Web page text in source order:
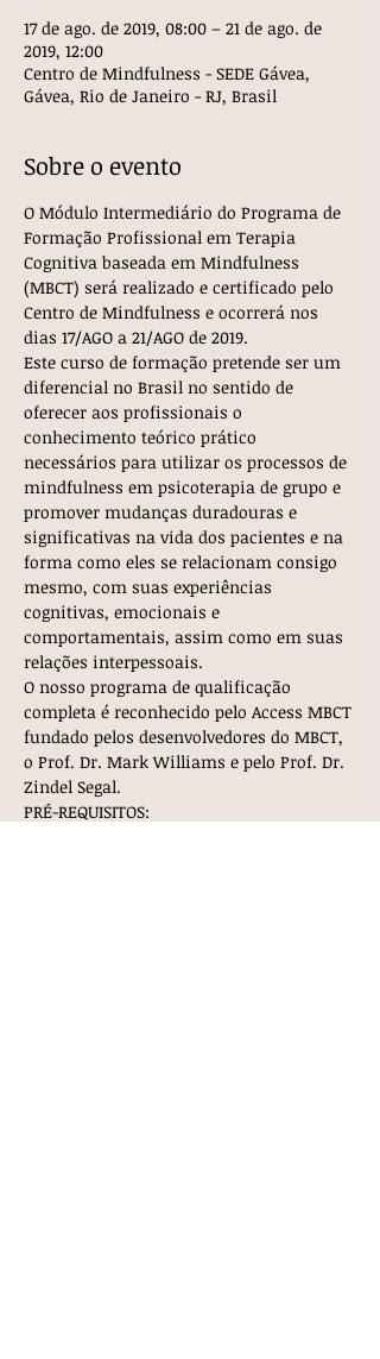
17 de ago. de 2019, 08:00 – 21 de ago. de
2019, 12:00
Centro de Mindfulness - SEDE Gávea,
Gávea, Rio de Janeiro - RJ, Brasil
Sobre o evento
O Módulo Intermediário do Programa de
Formação Profissional em Terapia
Cognitiva baseada em Mindfulness
(MBCT) será realizado e certificado pelo
Centro de Mindfulness e ocorrerá nos
dias 17/AGO a 21/AGO de 2019.
Este curso de formação pretende ser um
diferencial no Brasil no sentido de
oferecer aos profissionais o
conhecimento teórico prático
necessários para utilizar os processos de
mindfulness em psicoterapia de grupo e
promover mudanças duradouras e
significativas na vida dos pacientes e na
forma como eles se relacionam consigo
mesmo, com suas experiências
cognitivas, emocionais e
comportamentais, assim como em suas
relações interpessoais.
O nosso programa de qualificação
completa é reconhecido pelo Access MBCT
fundado pelos desenvolvedores do MBCT,
o Prof. Dr. Mark Williams e pelo Prof. Dr.
Zindel Segal.
PRÉ-REQUISITOS: